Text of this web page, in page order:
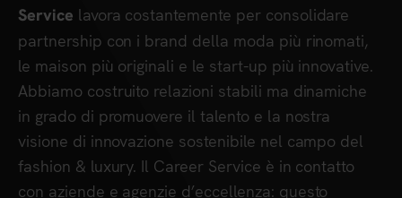
Service lavora costantemente per consolidare
partnership con i brand della moda più rinomati,
le maison più originali e le start-up più innovative.
Abbiamo costruito relazioni stabili ma dinamiche
in grado di promuovere il talento e la nostra
visione di innovazione sostenibile nel campo del
fashion & luxury. Il Career Service è in contatto
con aziende e agenzie d’eccellenza: questo